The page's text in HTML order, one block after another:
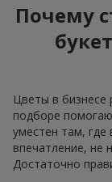
Почему
Цветы в
подборе
уместен там,
впечатление, не
Достаточно